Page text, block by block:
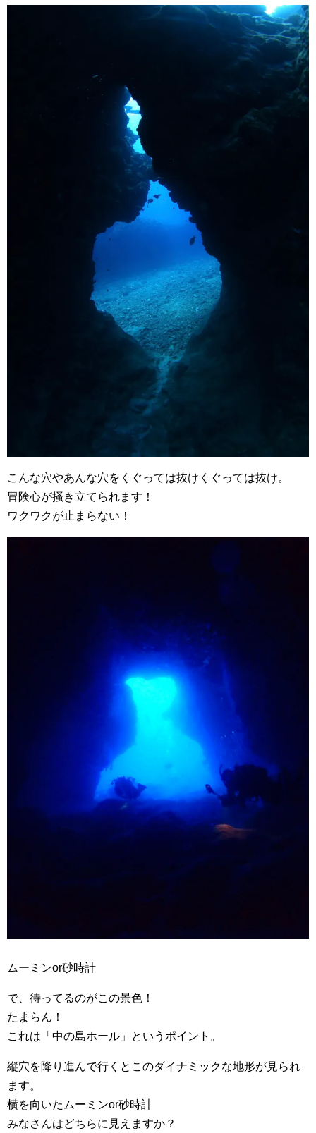
こんな穴やあんな穴をくぐっては抜けくぐっては抜け。
冒険心が掻き立てられます！
ワクワクが止まらない！
ムーミンor砂時計
で、待ってるのがこの景色！
たまらん！
これは「中の島ホール」というポイント。
縦穴を降り進んで行くとこのダイナミックな地形が見られ
ます。
横を向いたムーミンor砂時計
みなさんはどちらに見えますか？